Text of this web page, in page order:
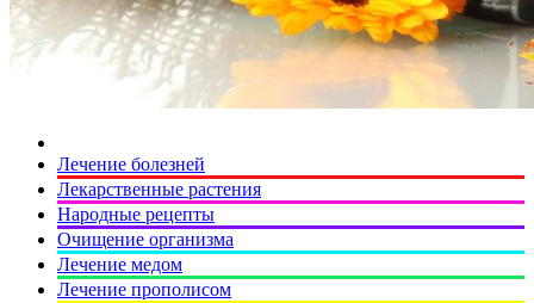
Лечение болезней
Лекарственные растения
Народные рецепты
Очищение организма
Лечение медом
Лечение прополисом